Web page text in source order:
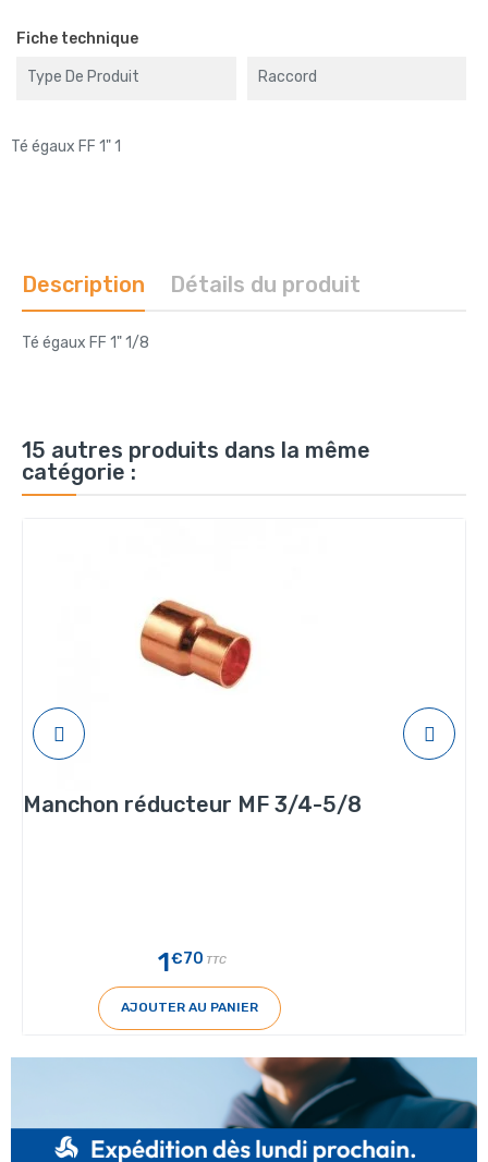
Fiche technique
Type De Produit Raccord
Té égaux FF 1" 1
Description Détails du produit
Té égaux FF 1" 1/8
15 autres produits dans la même
catégorie :
Manchon réducteur MF 3/4-5/8
1€70 TTC
AJOUTER AU PANIER